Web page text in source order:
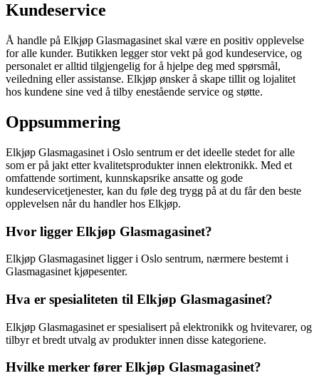
Kundeservice
Å handle på Elkjøp Glasmagasinet skal være en positiv opplevelse
for alle kunder. Butikken legger stor vekt på god kundeservice, og
personalet er alltid tilgjengelig for å hjelpe deg med spørsmål,
veiledning eller assistanse. Elkjøp ønsker å skape tillit og lojalitet
hos kundene sine ved å tilby enestående service og støtte.
Oppsummering
Elkjøp Glasmagasinet i Oslo sentrum er det ideelle stedet for alle
som er på jakt etter kvalitetsprodukter innen elektronikk. Med et
omfattende sortiment, kunnskapsrike ansatte og gode
kundeservicetjenester, kan du føle deg trygg på at du får den beste
opplevelsen når du handler hos Elkjøp.
Hvor ligger Elkjøp Glasmagasinet?
Elkjøp Glasmagasinet ligger i Oslo sentrum, nærmere bestemt i
Glasmagasinet kjøpesenter.
Hva er spesialiteten til Elkjøp Glasmagasinet?
Elkjøp Glasmagasinet er spesialisert på elektronikk og hvitevarer, og
tilbyr et bredt utvalg av produkter innen disse kategoriene.
Hvilke merker fører Elkjøp Glasmagasinet?